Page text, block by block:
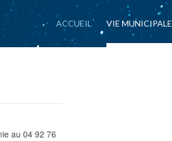
ACCUEIL VIE MUNICIPALE
au 04 92 76